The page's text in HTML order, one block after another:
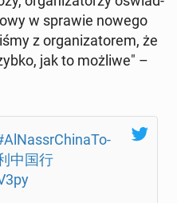
w sprawie nowego
z or­ga­ni­za­to­rem, że
jak to możliwe" –
中国行